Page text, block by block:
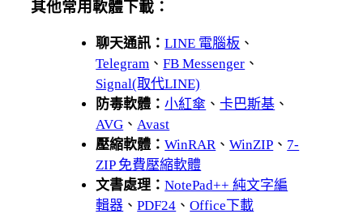
其他常用軟體下載：
聊天通訊：LINE 電腦板 、
Telegram 、FB Messenger 、
Signal(取代LINE)
防毒軟體：小紅傘 、卡巴斯基 、
AVG 、 Avast
壓縮軟體：WinRAR 、WinZIP 、 7-
ZIP 免費壓縮軟體
文書處理：NotePad++ 純文字編
輯器 、PDF24 、Office下載